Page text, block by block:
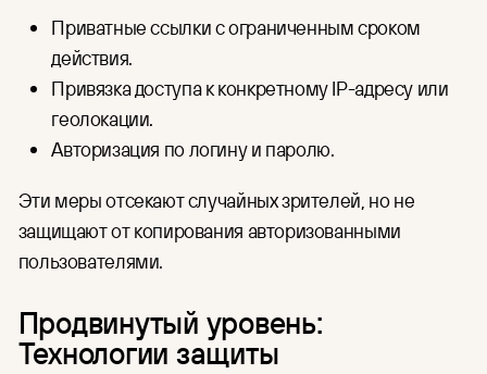
Приватные ссылки с ограниченным сроком
действия.
Привязка доступа к конкретному IP-адресу или
геолокации.
Авторизация по логину и паролю.
Эти меры отсекают случайных зрителей, но не
защищают от копирования авторизованными
пользователями.
Продвинутый уровень:
Технологии защиты